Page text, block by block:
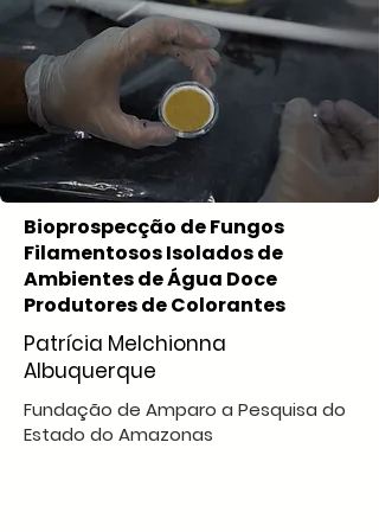
Bioprospecção de Fungos
Filamentosos Isolados de
Ambientes de Água Doce
Produtores de Colorantes
Patrícia Melchionna
Albuquerque
Fundação de Amparo a Pesquisa do
Estado do Amazonas